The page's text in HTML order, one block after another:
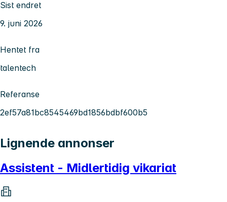
Sist endret
9. juni 2026
Hentet fra
talentech
Referanse
2ef57a81bc8545469bd1856bdbf600b5
Lignende annonser
Assistent - Midlertidig vikariat